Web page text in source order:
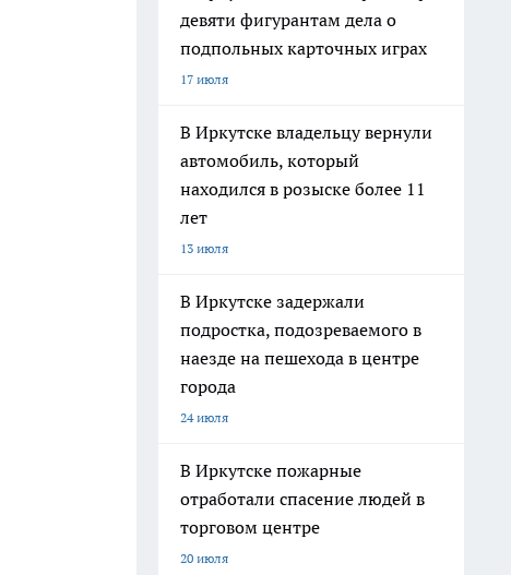
девяти фигурантам дела о
подпольных карточных играх
17 июля
В Иркутске владельцу вернули
автомобиль, который
находился в розыске более 11
лет
13 июля
В Иркутске задержали
подростка, подозреваемого в
наезде на пешехода в центре
города
24 июля
В Иркутске пожарные
отработали спасение людей в
торговом центре
20 июля